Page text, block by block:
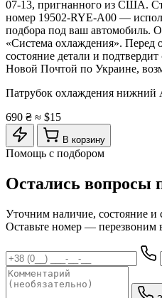
07-13, пригнанного из США.
номер 19502-RYE-A00 —
подбора под ваш автомобиль.
«Система охлаждения». Перед
состояние детали и
Новой Почтой по Украине,
Патрубок охлаждения нижний
690 ₴ ≈ $15
В корзину
Помощь с подбором
Остались вопросы
Уточним наличие, состояние и
Оставьте номер — перезвоним